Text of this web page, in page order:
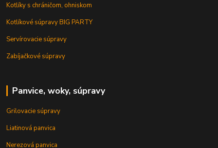
Kotlíky s chráničom, ohniskom
Kotlíkové súpravy BIG PARTY
Servírovacie súpravy
Zabíjačkové súpravy
Panvice, woky, súpravy
Grilovacie súpravy
Liatinová panvica
Nerezová panvica